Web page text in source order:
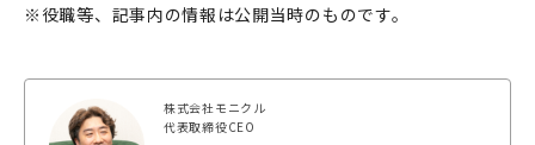
※役職等、記事内の情報は公開当時のものです。
株式会社モニクル
代表取締役CEO